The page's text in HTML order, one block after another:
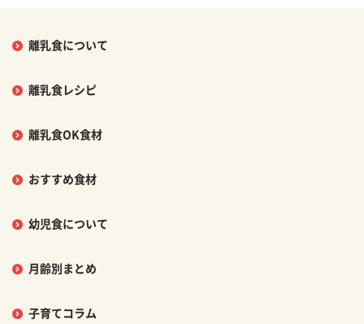
離乳食について
離乳食レシピ
離乳食OK食材
おすすめ食材
幼児食について
月齢別まとめ
子育てコラム